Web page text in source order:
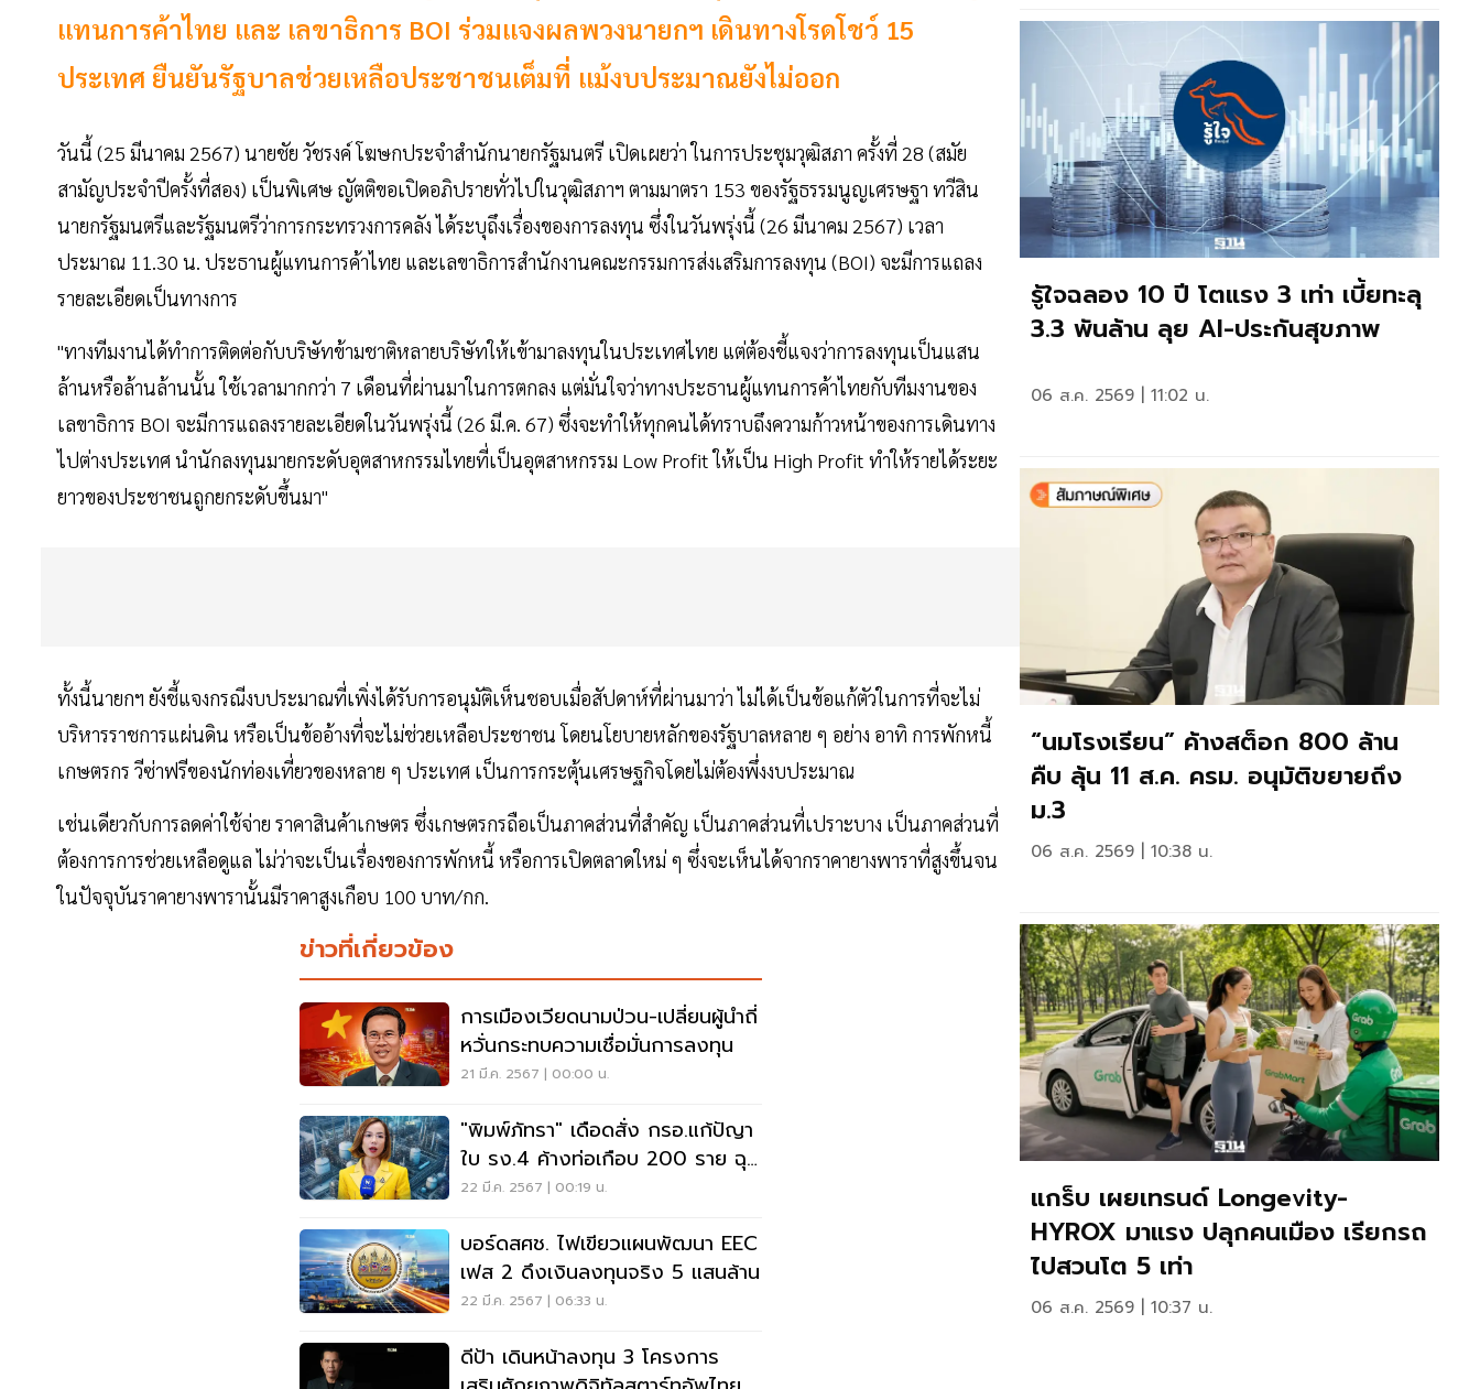
แทนการค้าไทย และ เลขาธิการ BOI ร่วมแจงผลพวงนายกฯ เดินทางโรดโชว์ 15
ประเทศ ยืนยันรัฐบาลช่วยเหลือประชาชนเต็มที่ แม้งบประมาณยังไม่ออก
วันนี้ (25 มีนาคม 2567) นายชัย วัชรงค์ โฆษกประจำสำนักนายกรัฐมนตรี เปิดเผยว่า ในการประชุมวุฒิสภา ครั้งที่ 28 (สมัย
สามัญประจำปีครั้งที่สอง) เป็นพิเศษ ญัตติขอเปิดอภิปรายทั่วไปในวุฒิสภาฯ ตามมาตรา 153 ของรัฐธรรมนูญเศรษฐา ทวีสิน
นายกรัฐมนตรีและรัฐมนตรีว่าการกระทรวงการคลัง ได้ระบุถึงเรื่องของการลงทุน ซึ่งในวันพรุ่งนี้ (26 มีนาคม 2567) เวลา
ประมาณ 11.30 น. ประธานผู้แทนการค้าไทย และเลขาธิการสำนักงานคณะกรรมการส่งเสริมการลงทุน (BOI) จะมีการแถลง
รายละเอียดเป็นทางการ
"ทางทีมงานได้ทำการติดต่อกับบริษัทข้ามชาติหลายบริษัทให้เข้ามาลงทุนในประเทศไทย แต่ต้องชี้แจงว่าการลงทุนเป็นแสน
ล้านหรือล้านล้านนั้น ใช้เวลามากกว่า 7 เดือนที่ผ่านมาในการตกลง แต่มั่นใจว่าทางประธานผู้แทนการค้าไทยกับทีมงานของ
เลขาธิการ BOI จะมีการแถลงรายละเอียดในวันพรุ่งนี้ (26 มี.ค. 67) ซึ่งจะทำให้ทุกคนได้ทราบถึงความก้าวหน้าของการเดินทาง
ไปต่างประเทศ นำนักลงทุนมายกระดับอุตสาหกรรมไทยที่เป็นอุตสาหกรรม Low Profit ให้เป็น High Profit ทำให้รายได้ระยะ
ยาวของประชาชนถูกยกระดับขึ้นมา"
ทั้งนี้นายกฯ ยังชี้แจงกรณีงบประมาณที่เพิ่งได้รับการอนุมัติเห็นชอบเมื่อสัปดาห์ที่ผ่านมาว่า ไม่ได้เป็นข้อแก้ตัวในการที่จะไม่
บริหารราชการแผ่นดิน หรือเป็นข้ออ้างที่จะไม่ช่วยเหลือประชาชน โดยนโยบายหลักของรัฐบาลหลาย ๆ อย่าง อาทิ การพักหนี้
เกษตรกร วีซ่าฟรีของนักท่องเที่ยวของหลาย ๆ ประเทศ เป็นการกระตุ้นเศรษฐกิจโดยไม่ต้องพึ่งงบประมาณ
เช่นเดียวกับการลดค่าใช้จ่าย ราคาสินค้าเกษตร ซึ่งเกษตรกรถือเป็นภาคส่วนที่สำคัญ เป็นภาคส่วนที่เปราะบาง เป็นภาคส่วนที่
ต้องการการช่วยเหลือดูแล ไม่ว่าจะเป็นเรื่องของการพักหนี้ หรือการเปิดตลาดใหม่ ๆ ซึ่งจะเห็นได้จากราคายางพาราที่สูงขึ้นจน
ในปัจจุบันราคายางพารานั้นมีราคาสูงเกือบ 100 บาท/กก.
ข่าวที่เกี่ยวข้อง
การเมืองเวียดนามป่วน-เปลี่ยนผู้นำถี่
หวั่นกระทบความเชื่อมั่นการลงทุน
21 มี.ค. 2567 | 00:00 น.
"พิมพ์ภัทรา" เดือดสั่ง กรอ.แก้ปัญา
ใบ รง.4 ค้างท่อเกือบ 200 ราย ฉุด
การลงทุน
22 มี.ค. 2567 | 00:19 น.
บอร์ดสศช. ไฟเขียวแผนพัฒนา EEC
เฟส 2 ดึงเงินลงทุนจริง 5 แสนล้าน
22 มี.ค. 2567 | 06:33 น.
ดีป้า เดินหน้าลงทุน 3 โครงการ
รู้ใจฉลอง 10 ปี โตแรง 3 เท่า เบี้ยทะลุ
3.3 พันล้าน ลุย AI-ประกันสุขภาพ
06 ส.ค. 2569 | 11:02 น.
“นมโรงเรียน” ค้างสต็อก 800 ล้าน
คืบ ลุ้น 11 ส.ค. ครม. อนุมัติขยายถึง
ม.3
06 ส.ค. 2569 | 10:38 น.
แกร็บ เผยเทรนด์ Longevity-
HYROX มาแรง ปลุกคนเมือง เรียกรถ
ไปสวนโต 5 เท่า
06 ส.ค. 2569 | 10:37 น.